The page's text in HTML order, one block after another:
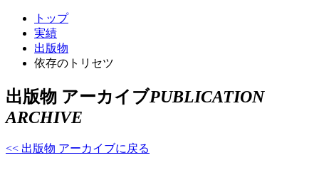
トップ
実績
出版物
依存のトリセツ
出版物 アーカイブPUBLICATION
ARCHIVE
<< 出版物 アーカイブに戻る